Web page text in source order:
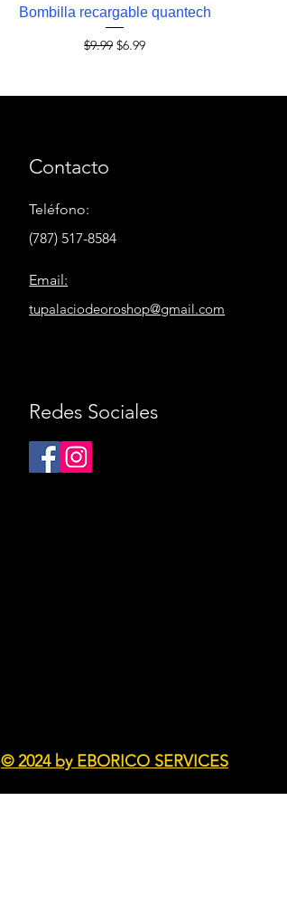
Vista rápida
Bombilla recargable quantech
Precio
$9.99 Precio de oferta
$6.99
Contacto
Teléfono:
(787) 517-8584
Email:
tupalaciodeoroshop@gmail.com
Redes Sociales
© 2024 by EBORICO SERVICES